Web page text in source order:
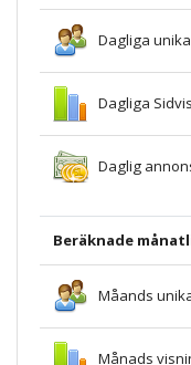
Dagliga
Dagliga
Daglig
Beräknade
Måands
Månads